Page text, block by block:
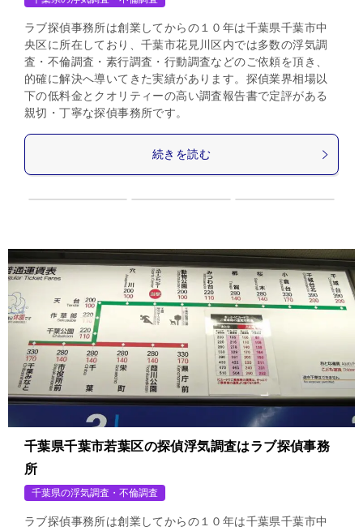
ラブ探偵事務所は創業してからの１０年は千葉県千葉市中
央区に所在しており、千葉市花見川区内では多数の浮気調
査・不倫調査・素行調査・行動調査などのご依頼を頂き、
的確に解決へ導いてきた実績があります。探偵業界相場以
下の低料金とクオリティーの高い調査報告書で定評がある
親切・丁寧な探偵事務所です。
続きを読む
千葉県千葉市若葉区の探偵浮気調査はラブ探偵事務
所
千葉県の浮気調査・不倫調査
ラブ探偵事務所は創業してからの１０年は千葉県千葉市中